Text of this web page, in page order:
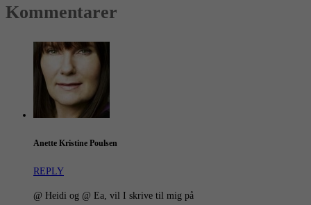
Kommentarer
Anette Kristine Poulsen
REPLY
@ Heidi og @ Ea, vil I skrive til mig på